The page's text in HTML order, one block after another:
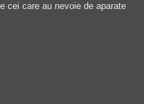
cei care au nevoie de aparate